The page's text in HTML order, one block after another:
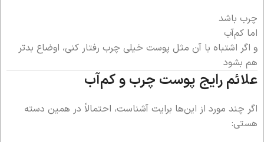
چرب باشد
اما کم‌آب
و اگر اشتباه با آن مثل پوست خیلی چرب رفتار کنی، اوضاع بدتر
هم بشود
علائم رایج پوست چرب و کم‌آب
اگر چند مورد از این‌ها برایت آشناست، احتمالاً در همین دسته
هستی: